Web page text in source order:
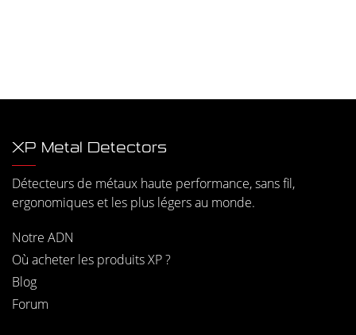
XP Metal Detectors
Détecteurs de métaux haute performance, sans fil,
ergonomiques et les plus légers au monde.
Notre ADN
Où acheter les produits XP ?
Blog
Forum